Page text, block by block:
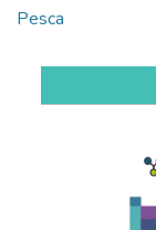
Pesca